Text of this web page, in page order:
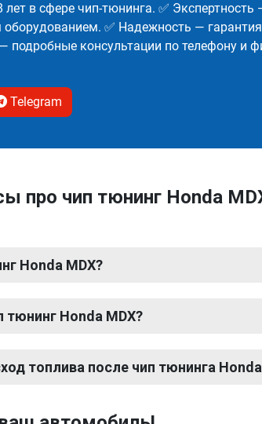
лет в сфере чип-тюнинга. ✅
оборудованием. ✅ Надежность —
подробные консультации по телефону и
Telegram
про чип тюнинг Honda
Honda MDX?
тюнинг Honda MDX?
топлива после чип тюнинга